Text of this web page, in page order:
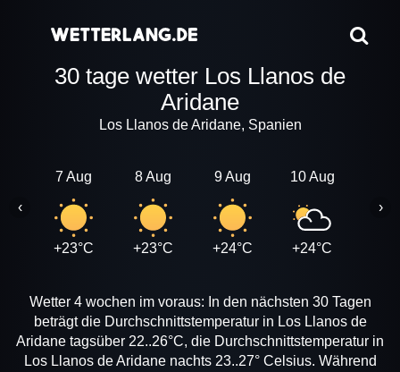
30 tage wetter Los Llanos de
Aridane
Los Llanos de Aridane, Spanien
7 Aug
+23°C
8 Aug
+23°C
9 Aug
+24°C
10 Aug
+24°C
‹ ›
Wetter 4 wochen im voraus: In den nächsten 30 Tagen
beträgt die Durchschnittstemperatur in Los Llanos de
Aridane tagsüber 22..26°C, die Durchschnittstemperatur in
Los Llanos de Aridane nachts 23..27° Celsius. Während